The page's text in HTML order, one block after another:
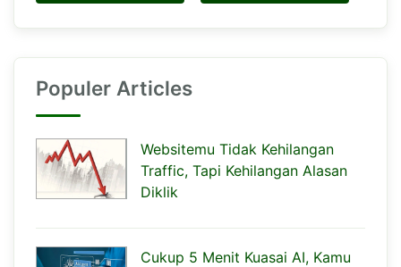
Populer Articles
Websitemu Tidak Kehilangan
Traffic, Tapi Kehilangan Alasan
Diklik
Cukup 5 Menit Kuasai AI, Kamu